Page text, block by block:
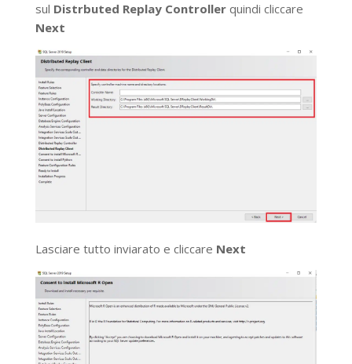
sul Distrbuted Replay Controllerquindi cliccare
Next
Lasciare tutto inviarato e cliccare Next